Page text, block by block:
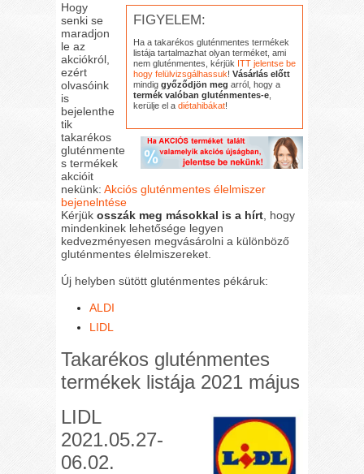
FIGYELEM:
Ha a takarékos gluténmentes termékek
listája tartalmazhat olyan terméket, ami
nem gluténmentes, kérjük ITT jelentse be
hogy felülvizsgálhassuk! Vásárlás előtt
mindig győződjön meg arról, hogy a
termék valóban gluténmentes-e,
kerülje el a diétahibákat!
Hogy
senki se
maradjon
le az
akciókról,
ezért
olvasóink
is
bejelenthe
tik
takarékos
gluténmente
s termékek
akcióit
nekünk:Akciós gluténmentes élelmiszer
bejenelntése
Kérjük osszák meg másokkal is a hírt, hogy
mindenkinek lehetősége legyen
kedvezményesen megvásárolni a különböző
gluténmentes élelmiszereket.
Új helyben sütött gluténmentes pékáruk:
ALDI
LIDL
Takarékos gluténmentes
termékek listája 2021 május
LIDL
2021.05.27-
06.02.